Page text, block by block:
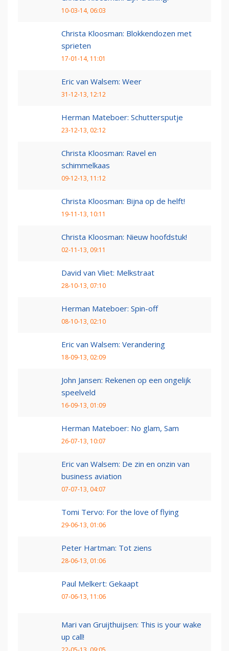
10-03-14, 06:03
Christa Kloosman: Blokkendozen met
sprieten
17-01-14, 11:01
Eric van Walsem: Weer
31-12-13, 12:12
Herman Mateboer: Schuttersputje
23-12-13, 02:12
Christa Kloosman: Ravel en
schimmelkaas
09-12-13, 11:12
Christa Kloosman: Bijna op de helft!
19-11-13, 10:11
Christa Kloosman: Nieuw hoofdstuk!
02-11-13, 09:11
David van Vliet: Melkstraat
28-10-13, 07:10
Herman Mateboer: Spin-off
08-10-13, 02:10
Eric van Walsem: Verandering
18-09-13, 02:09
John Jansen: Rekenen op een ongelijk
speelveld
16-09-13, 01:09
Herman Mateboer: No glam, Sam
26-07-13, 10:07
Eric van Walsem: De zin en onzin van
business aviation
07-07-13, 04:07
Tomi Tervo: For the love of flying
29-06-13, 01:06
Peter Hartman: Tot ziens
28-06-13, 01:06
Paul Melkert: Gekaapt
07-06-13, 11:06
Mari van Gruijthuijsen: This is your wake
up call!